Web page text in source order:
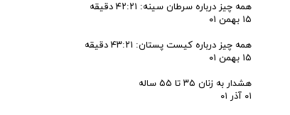
همه چیز درباره سرطان سینه: ۴۲:۲۱ دقیقه
۱۵ بهمن ۰۱
همه چیز درباره کیست پستان: ۴۳:۲۱ دقیقه
۱۵ بهمن ۰۱
هشدار به زنان ۳۵ تا ۵۵ ساله
۰۱ آذر ۰۱